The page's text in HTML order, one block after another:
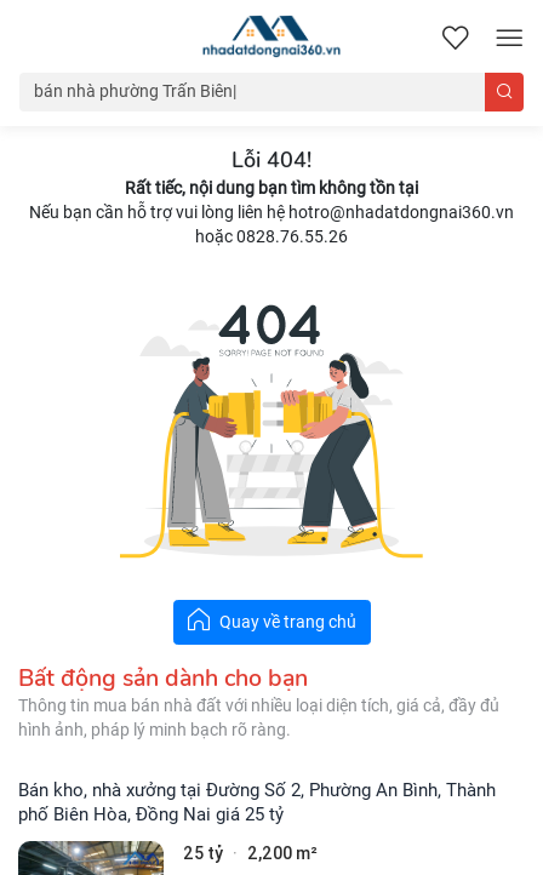
nhadatdongnai360.vn
Lỗi 404!
Rất tiếc, nội dung bạn tìm không tồn tại
Nếu bạn cần hỗ trợ vui lòng liên hệ hotro@nhadatdongnai360.vn
hoặc 0828.76.55.26
Quay về trang chủ
Bất động sản dành cho bạn
Thông tin mua bán nhà đất với nhiều loại diện tích, giá cả, đầy đủ
hình ảnh, pháp lý minh bạch rõ ràng.
Bán kho, nhà xưởng tại Đường Số 2, Phường An Bình, Thành
phố Biên Hòa, Đồng Nai giá 25 tỷ
25 tỷ · 2,200 m²